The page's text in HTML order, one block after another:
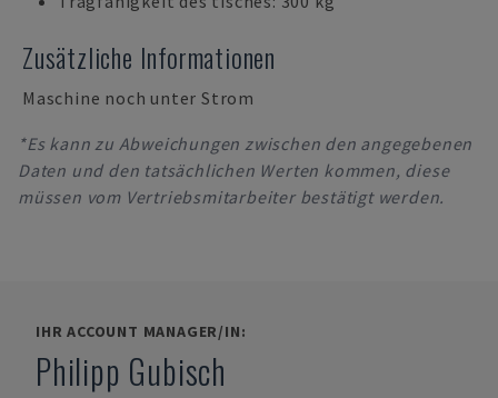
Zusätzliche Informationen
Maschine noch unter Strom
*Es kann zu Abweichungen zwischen den angegebenen
Daten und den tatsächlichen Werten kommen, diese
müssen vom Vertriebsmitarbeiter bestätigt werden.
IHR ACCOUNT MANAGER/IN:
Philipp Gubisch